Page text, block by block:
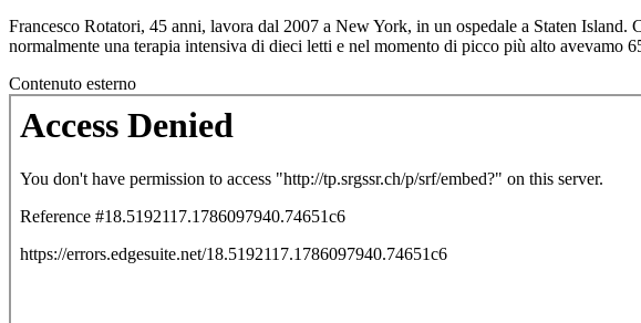
Francesco Rotatori, 45 anni, lavora dal 2007 a New York, in un ospedale a Staten
normalmente una terapia intensiva di dieci letti e nel momento di picco più alto avevamo
Contenuto esterno